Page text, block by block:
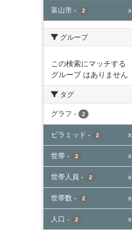
富山市 - 2 x
グループ
この検索にマッチする
グループ はありません
タグ
グラフ - 2
ピラミッド - 2 x
世帯 - 2 x
世帯人員 - 2 x
世帯数 - 2 x
人口 - 2 x